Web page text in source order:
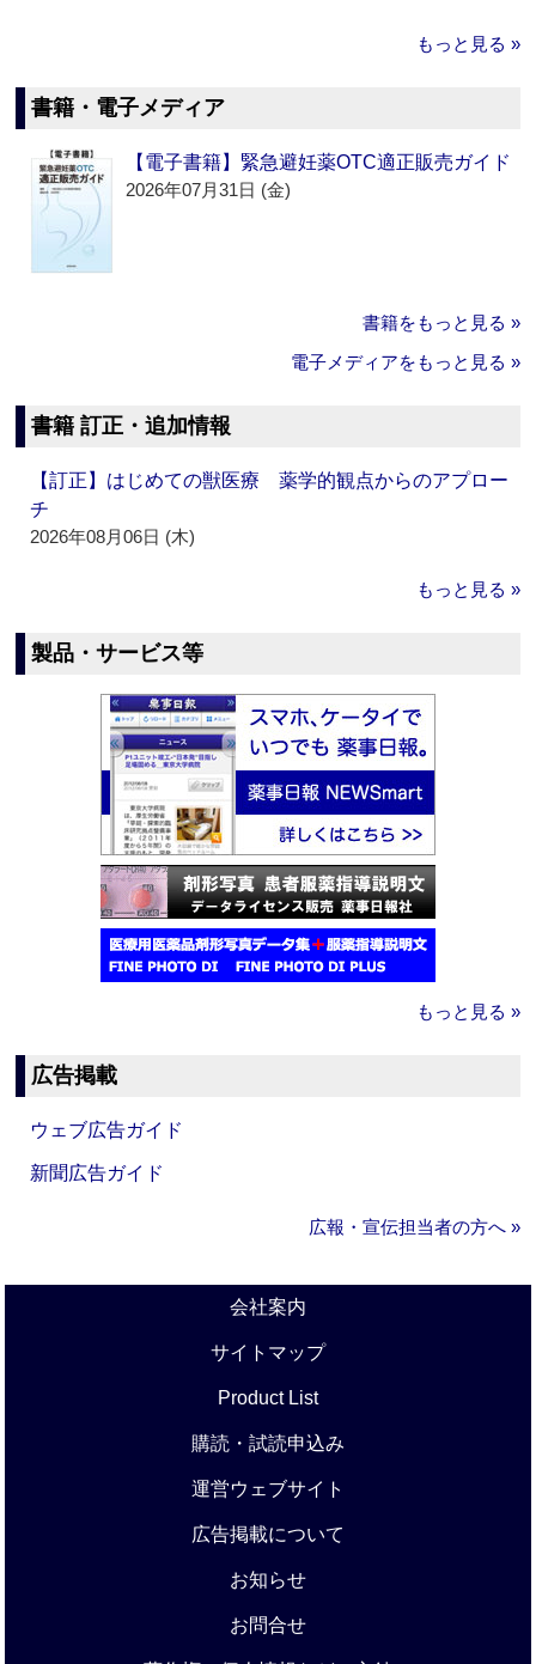
もっと見る »
書籍・電子メディア
【電子書籍】緊急避妊薬OTC適正販売ガイド
2026年07月31日 (金)
書籍をもっと見る »
電子メディアをもっと見る »
書籍 訂正・追加情報
【訂正】はじめての獣医療 薬学的観点からのアプロー
チ
2026年08月06日 (木)
もっと見る »
製品・サービス等
もっと見る »
広告掲載
ウェブ広告ガイド
新聞広告ガイド
広報・宣伝担当者の方へ »
会社案内
サイトマップ
Product List
購読・試読申込み
運営ウェブサイト
広告掲載について
お知らせ
お問合せ